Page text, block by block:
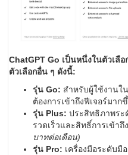
ChatGPT Go เป็นหนึ่งในตัวเลื
ตัวเลือกอื่น ๆ ดังนี้:
รุ่น Go: สำหรับผู้ใช้งานใ
ต้องการเข้าถึงฟีเจอร์มาก
รุ่น Plus: ประสิทธิภาพระ
รวดเร็วและสิทธิ์การเข้าถึ
บาทต่อเดือน)
รุ่น Pro: เครื่องมือระดับมื